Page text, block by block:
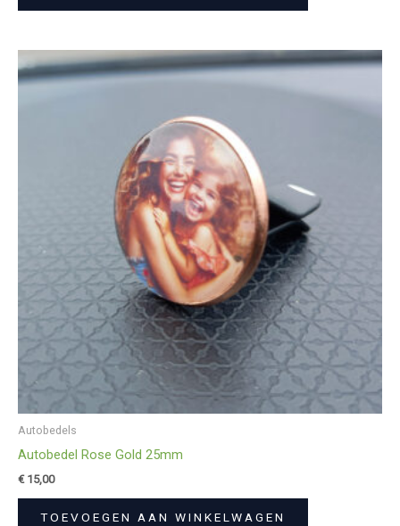
Autobedels
Autobedel Rose Gold 25mm
€15,00
TOEVOEGEN AAN WINKELWAGEN